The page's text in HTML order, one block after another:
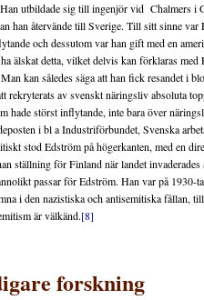
utbildade sig till ingenjör vid Chalmers i
han återvände till Sverige. Till sitt sinne var
och dessutom var han gift med en
älskat detta, vilket delvis kan förklaras
kan således säga att han fick resandet i
rekryterats av svenskt näringsliv absoluta
hade störst inflytande, inte bara över
i bl a Industriförbundet, Svenska
stod Edström på högerkanten, med en
ställning för Finland när landet
passar för Edström. Han var på 1930-
i den nazistiska och antisemitiska fållan,
är välkänd.[8]
forskning